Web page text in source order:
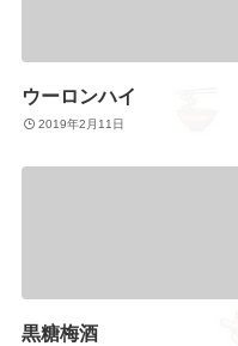
ウーロンハイ
2019年2月11日
黒糖梅酒